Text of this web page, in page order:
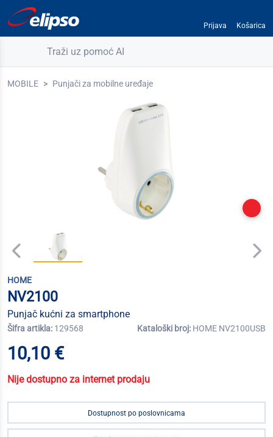
Prijava Košarica
Traži uz pomoć AI
MOBILE Punjači za mobilne uređaje
HOME
NV2100
Punjač kućni za smartphone
Šifra artikla: 129568 Kataloški broj: HOME NV2100USB
10,10 €
Nije dostupno za internet prodaju
Dostupnost po poslovnicama